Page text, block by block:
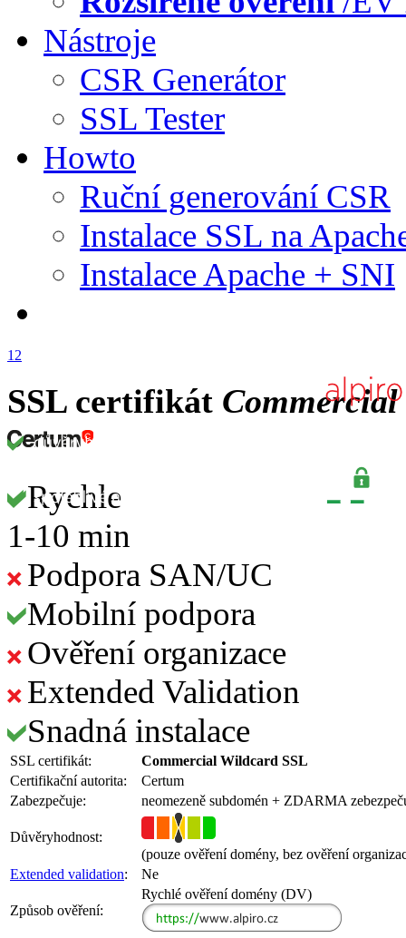
Nástroje
CSR Generátor
SSL Tester
Howto
Ruční generování CSR
Instalace SSL na
Instalace Apache + SNI
1 2
SSL certifikát
Rychle
1-10 min
Podpora SAN/UC
Mobilní podpora
Ověření organizace
Extended Validation
Snadná instalace
SSL certifikát:
Commercial Wildcard SSL
Certifikační autorita:
Certum
Zabezpečuje:
neomezeně subdomén + ZDARMA
Důvěryhodnost:
(pouze ověření domény, bez ověření
Extended validation: Ne
Způsob ověření:
Rychlé ověření domény (DV)